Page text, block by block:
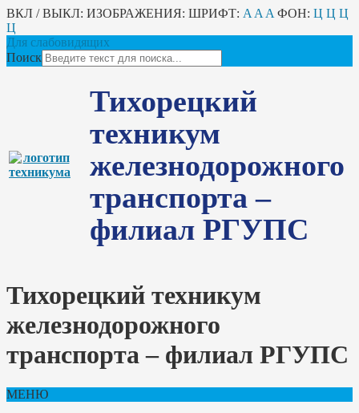
ВКЛ / ВЫКЛ: ИЗОБРАЖЕНИЯ: ШРИФТ: A A A ФОН: Ц Ц Ц
Ц
Для слабовидящих
Поиск
Тихорецкий
техникум
железнодорожного
транспорта –
филиал РГУПС
Тихорецкий техникум
железнодорожного
транспорта – филиал РГУПС
МЕНЮ